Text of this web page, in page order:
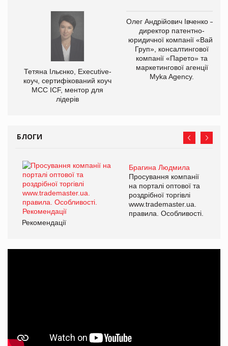
Тетяна Ільєнко, Executive-
коуч, сертифікований коуч
МСС ICF, ментор для
лідерів
Олег Андрійович Івченко —
директор патентно-
юридичної компанії «Вайз
Груп», консалтингової
компанії «Парето» та
маркетингової агенції
Myka Agency.
БЛОГИ
Брагина Людмила
Просування компанії
на порталі оптової та
роздрібної торгівлі
www.trademaster.ua.
правила. Особливості.
Рекомендації